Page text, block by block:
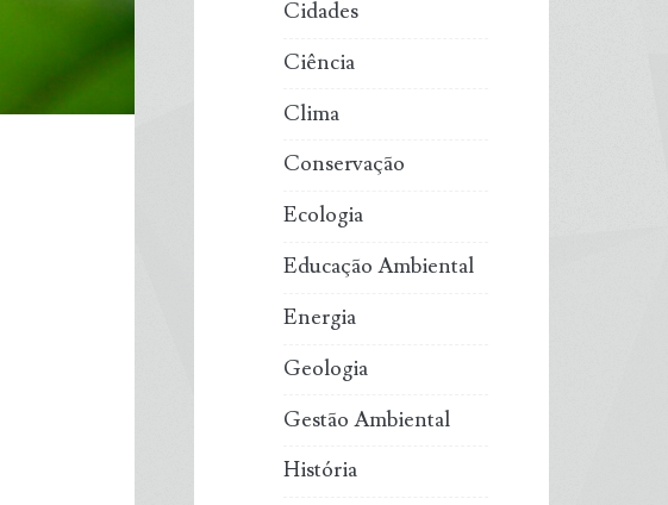
Cidades
Ciência
Clima
Conservação
Ecologia
Educação Ambiental
Energia
Geologia
Gestão Ambiental
História